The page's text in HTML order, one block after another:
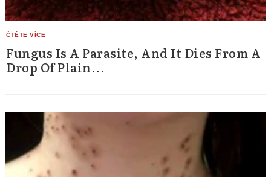
Fungus Is A Parasite, And It Dies From A
Drop Of Plain...